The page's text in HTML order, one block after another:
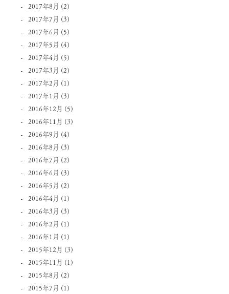
2017年8月 (2)
2017年7月 (3)
2017年6月 (5)
2017年5月 (4)
2017年4月 (5)
2017年3月 (2)
2017年2月 (1)
2017年1月 (3)
2016年12月 (5)
2016年11月 (3)
2016年9月 (4)
2016年8月 (3)
2016年7月 (2)
2016年6月 (3)
2016年5月 (2)
2016年4月 (1)
2016年3月 (3)
2016年2月 (1)
2016年1月 (1)
2015年12月 (3)
2015年11月 (1)
2015年8月 (2)
2015年7月 (1)